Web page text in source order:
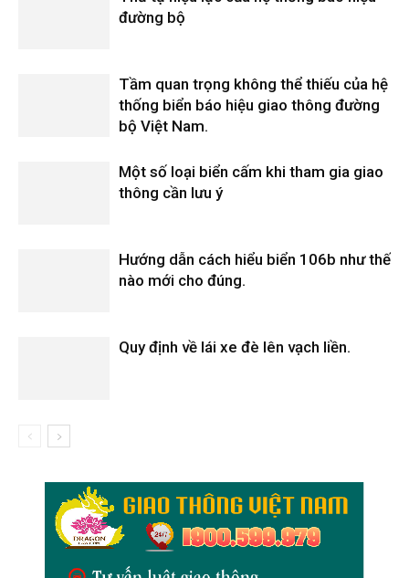
đường bộ
Tầm quan trọng không thể thiếu của hệ
thống biển báo hiệu giao thông đường
bộ Việt Nam.
Một số loại biển cấm khi tham gia giao
thông cần lưu ý
Hướng dẫn cách hiểu biển 106b như thế
nào mới cho đúng.
Quy định về lái xe đè lên vạch liền.